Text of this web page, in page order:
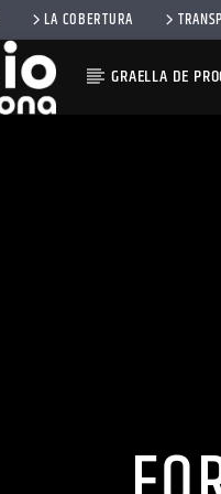
LA COBERTURA
GRAELLA DE